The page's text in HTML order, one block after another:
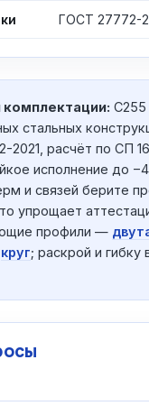
ГОСТ 27772-
комплектации: С255
стальных
расчёт по СП
исполнение до
и связей берите
упрощает
профили —
круг; раскрой и гибку